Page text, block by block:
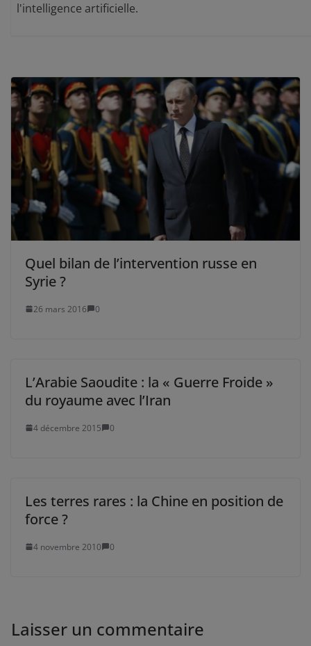
l'intelligence artificielle.
Quel bilan de l’intervention russe en
Syrie ?
26 mars 2016 0
L’Arabie Saoudite : la « Guerre Froide »
du royaume avec l’Iran
4 décembre 2015 0
Les terres rares : la Chine en position de
force ?
4 novembre 2010 0
Laisser un commentaire